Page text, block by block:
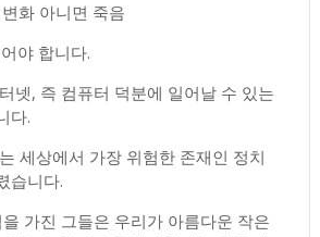
화 아니면 죽음
야 합니다.
넷, 즉 컴퓨터 덕분에 일어날 수 있는
다.
세상에서 가장 위험한 존재인 정치
습니다.
가진 그들은 우리가 아름다운 작은